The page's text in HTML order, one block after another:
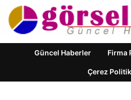
Güncel Haberler Firma
Çerez